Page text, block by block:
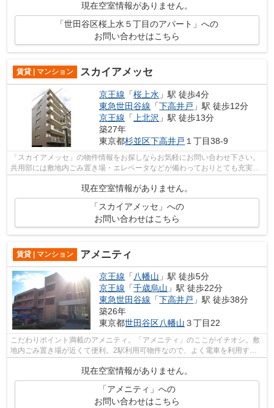
現在空室情報がありません。
「世田谷区桜上水５丁目のアパート」への
お問い合わせはこちら
賃貸 | マンション スカイアメッセ
京王線 「桜上水 」駅 徒歩4分
東急世田谷線 「下高井戸 」駅 徒歩12分
京王線 「 上北沢 」駅 徒歩13分
築27年
東京都杉並区下高井戸 １丁目38-9
「スカイアメッセ」の物件情報をお探しならお気軽にお問い合わせ下さい。
共用部には敷地内ごみ置き場・エレベータなどが備わっておりとても充実し
現在空室情報がありません。
「スカイアメッセ」への
お問い合わせはこちら
賃貸 | マンション アメニティ
京王線 「八幡山 」駅 徒歩5分
京王線 「千歳烏山 」駅 徒歩22分
東急世田谷線 「下高井戸 」駅 徒歩38分
築26年
東京都世田谷区八幡山 ３丁目22
こだわりポイント満載のアメニティ。「アメニティ」のここがイチオシ。敷
地内ごみ置き場が近くて便利。2駅利用可物件なので、よく電車を利用する
現在空室情報がありません。
「アメニティ」への
お問い合わせはこちら